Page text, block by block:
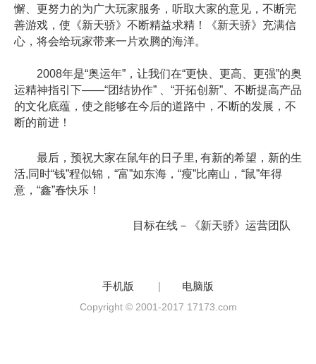
懈、更努力的为广大玩家服务，听取大家的意见，不断完
善游戏，使《新天骄》不断精益求精！《新天骄》充满信
心，将会给玩家带来一片欢腾的海洋。
2008年是“奥运年”，让我们在“更快、更高、更强”的奥
运精神指引下——“团结协作” 、“开拓创新”、不断提高产品
的文化底蕴，使之能够在今后的道路中，不断的发展，不
断的前进！
最后，预祝大家在鼠年的日子里, 有新的希望，新的生
活,同时“钱”程似锦，“富”如东海，“瘦”比南山，“鼠”年得
意，“鑫”春快乐！
目标在线－《新天骄》运营团队
手机版 | 电脑版
Copyright © 2001-2017 17173.com